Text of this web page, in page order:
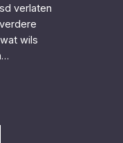
verlaten
wils